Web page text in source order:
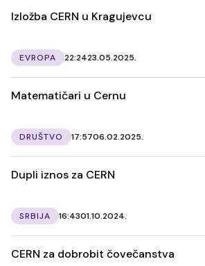
Izložba CERN u Kragujevcu
EVROPA 22:2423.05.2025.
Matematičari u Cernu
DRUŠTVO 17:5706.02.2025.
Dupli iznos za CERN
SRBIJA 16:4301.10.2024.
CERN za dobrobit čovečanstva